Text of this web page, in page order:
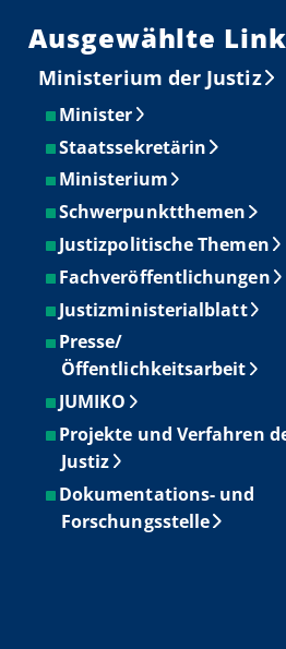
Ausgewählte
Ministerium der Justiz
Minister
Staatssekretärin
Ministerium
Schwerpunktthemen
Justizpolitische Themen
Fachveröffentlichungen
Justizministerialblatt
Presse/
Öffentlichkeitsarbeit
JUMIKO
Projekte und Verfahren
Justiz
Dokumentations- und
Forschungsstelle